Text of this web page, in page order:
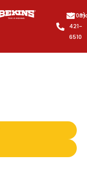
(703)
421-
6510